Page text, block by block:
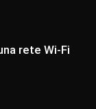
rete Wi-Fi